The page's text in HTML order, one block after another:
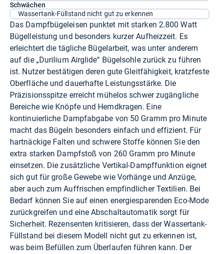
Schwächen
Wassertank-Füllstand nicht gut zu erkennen
Das Dampfbügeleisen punktet mit starken 2.800 Watt
Bügelleistung und besonders kurzer Aufheizzeit. Es
erleichtert die tägliche Bügelarbeit, was unter anderem
auf die „Durilium Airglide“ Bügelsohle zurück zu führen
ist. Nutzer bestätigen deren gute Gleitfähigkeit, kratzfeste
Oberfläche und dauerhafte Leistungsstärke. Die
Präzisionsspitze erreicht mühelos schwer zugängliche
Bereiche wie Knöpfe und Hemdkragen. Eine
kontinuierliche Dampfabgabe von 50 Gramm pro Minute
macht das Bügeln besonders einfach und effizient. Für
hartnäckige Falten und schwere Stoffe können Sie den
extra starken Dampfstoß von 260 Gramm pro Minute
einsetzen. Die zusätzliche Vertikal-Dampffunktion eignet
sich gut für große Gewebe wie Vorhänge und Anzüge,
aber auch zum Auffrischen empfindlicher Textilien. Bei
Bedarf können Sie auf einen energiesparenden Eco-Mode
zurückgreifen und eine Abschaltautomatik sorgt für
Sicherheit. Rezensenten kritisieren, dass der Wassertank-
Füllstand bei diesem Modell nicht gut zu erkennen ist,
was beim Befüllen zum Überlaufen führen kann. Der